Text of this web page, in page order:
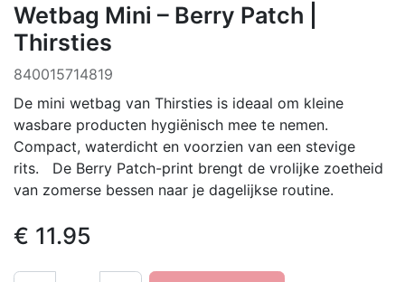
Wetbag Mini – Berry Patch |
Thirsties
840015714819
De mini wetbag van Thirsties is ideaal om kleine
wasbare producten hygiënisch mee te nemen.
Compact, waterdicht en voorzien van een stevige
rits. De Berry Patch-print brengt de vrolijke zoetheid
van zomerse bessen naar je dagelijkse routine.
€ 11.95